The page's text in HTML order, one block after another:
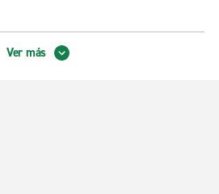
Ver más